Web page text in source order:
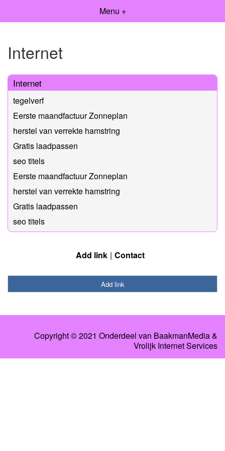
Menu +
Internet
Internet
tegelverf
Eerste maandfactuur Zonneplan
herstel van verrekte hamstring
Gratis laadpassen
seo titels
Eerste maandfactuur Zonneplan
herstel van verrekte hamstring
Gratis laadpassen
seo titels
Add link Contact
Add link
Copyright © 2021 Onderdeel van BaakmanMedia&
Vrolijk Internet Services